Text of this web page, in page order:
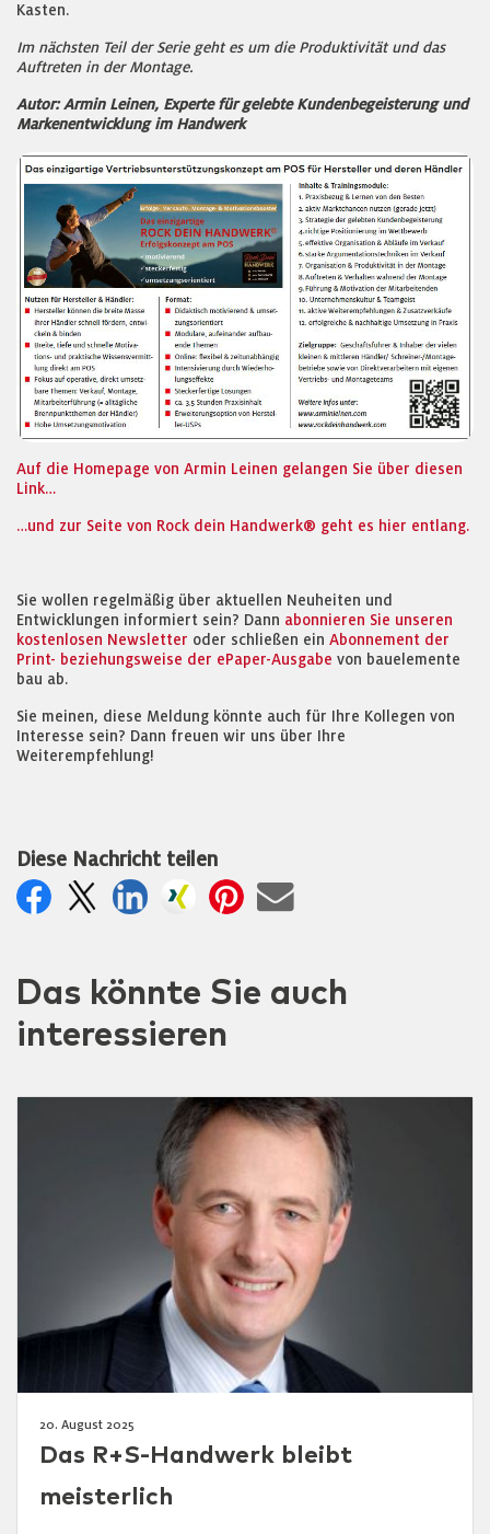
Kasten.
Im nächsten Teil der Serie geht es um die Produktivität und das
Auftreten in der Montage.
Autor: Armin Leinen, Experte für gelebte Kundenbegeisterung und
Markenentwicklung im Handwerk
Auf die Homepage von Armin Leinen gelangen Sie über diesen
Link…
…und zur Seite von Rock dein Handwerk® geht es hier entlang.
Sie wollen regelmäßig über aktuellen Neuheiten und
Entwicklungen informiert sein? Dann abonnieren Sie unseren
kostenlosen Newsletter oder schließen ein Abonnement der
Print- beziehungsweise der ePaper-Ausgabe von bauelemente
bau ab.
Sie meinen, diese Meldung könnte auch für Ihre Kollegen von
Interesse sein? Dann freuen wir uns über Ihre
Weiterempfehlung!
Diese Nachricht teilen
Das könnte Sie auch
interessieren
20. August 2025
Das R+S-Handwerk bleibt
meisterlich